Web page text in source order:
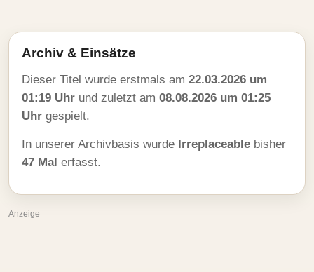
Archiv & Einsätze
Dieser Titel wurde erstmals am 22.03.2026 um
01:19 Uhr und zuletzt am 08.08.2026 um 01:25
Uhr gespielt.
In unserer Archivbasis wurde Irreplaceable bisher
47 Mal erfasst.
Anzeige